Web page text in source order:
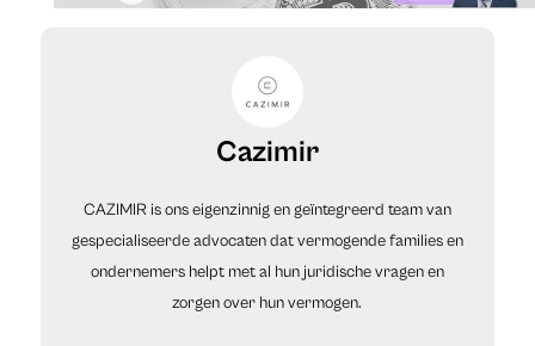
Cazimir
CAZIMIR is ons eigenzinnig en geïntegreerd team van
gespecialiseerde advocaten dat vermogende families en
ondernemers helpt met al hun juridische vragen en
zorgen over hun vermogen.